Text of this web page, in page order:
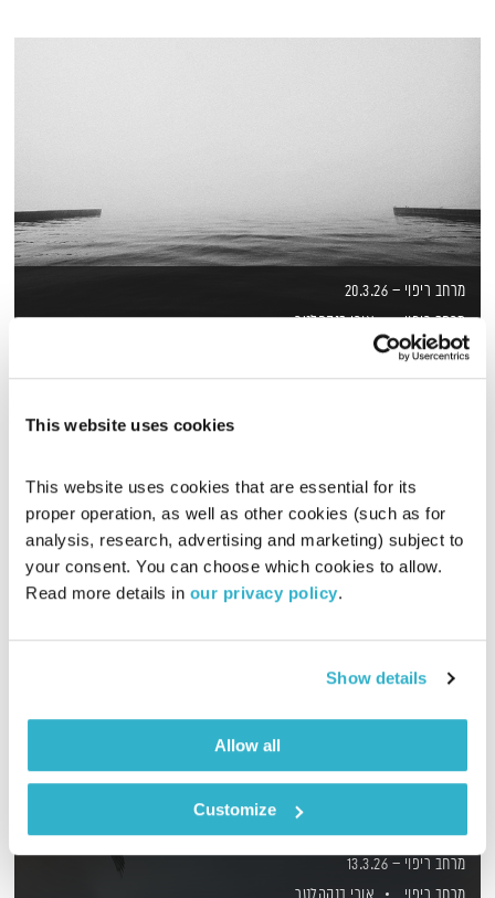
This website uses cookies
This website uses cookies that are essential for its
proper operation, as well as other cookies (such as for
analysis, research, advertising and marketing) subject to
your consent. You can choose which cookies to allow.
Read more details in our privacy policy.
Show details
Allow all
Customize
מרחב ריפוי – 20.3.26
מרחב ריפוי
אורי בנקהלטר
20.03.26
01:58:23
מרחב ריפוי – 13.3.26